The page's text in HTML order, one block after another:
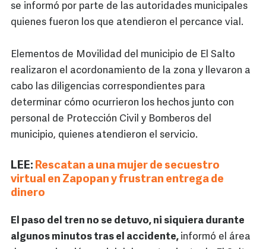
se informó por parte de las autoridades municipales
quienes fueron los que atendieron el percance vial.
Elementos de Movilidad del municipio de El Salto
realizaron el acordonamiento de la zona y llevaron a
cabo las diligencias correspondientes para
determinar cómo ocurrieron los hechos junto con
personal de Protección Civil y Bomberos del
municipio, quienes atendieron el servicio.
LEE: Rescatan a una mujer de secuestro
virtual en Zapopan y frustran entrega de
dinero
El paso del tren no se detuvo, ni siquiera durante
algunos minutos tras el accidente, informó el área